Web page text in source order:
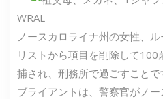
WRAL
ノースカロライナ州の女性、
リストから項目を削除して
捕され、刑務所で過ごすことで
ブライアントは、警察官がノ